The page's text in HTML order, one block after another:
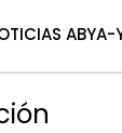
ABYA-